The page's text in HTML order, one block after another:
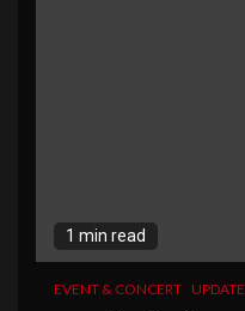
1 min read
EVENT & CONCERT UPDATE